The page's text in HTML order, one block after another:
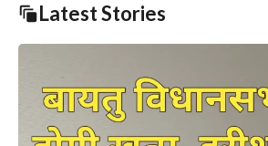
Latest Stories